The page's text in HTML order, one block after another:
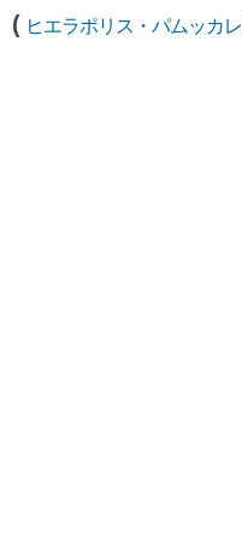
( ヒエラポリス・パムッカレ